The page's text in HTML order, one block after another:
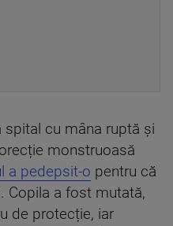
spital cu mâna ruptă și
monstruoasă
a pedepsit-o pentru că
Copila a fost mutată,
de protecție, iar